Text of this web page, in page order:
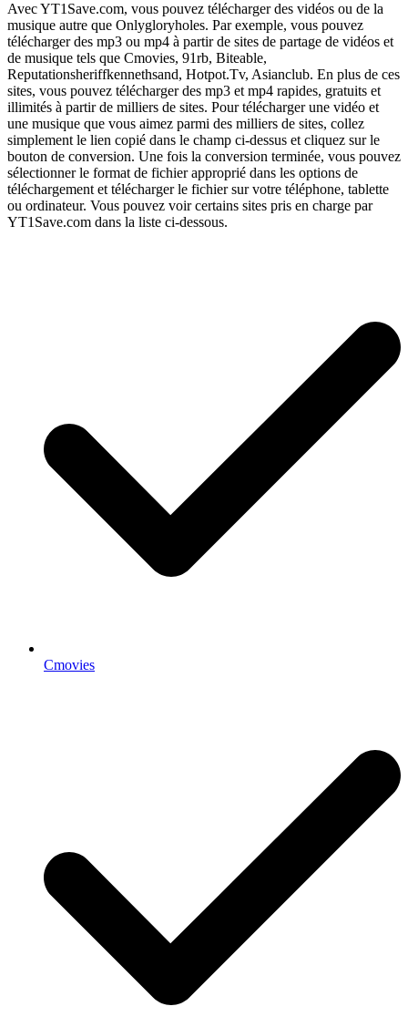
Avec YT1Save.com, vous pouvez télécharger des vidéos ou de la
musique autre que Onlygloryholes. Par exemple, vous pouvez
télécharger des mp3 ou mp4 à partir de sites de partage de vidéos et
de musique tels que Cmovies, 91rb, Biteable,
Reputationsheriffkennethsand, Hotpot.Tv, Asianclub. En plus de ces
sites, vous pouvez télécharger des mp3 et mp4 rapides, gratuits et
illimités à partir de milliers de sites. Pour télécharger une vidéo et
une musique que vous aimez parmi des milliers de sites, collez
simplement le lien copié dans le champ ci-dessus et cliquez sur le
bouton de conversion. Une fois la conversion terminée, vous pouvez
sélectionner le format de fichier approprié dans les options de
téléchargement et télécharger le fichier sur votre téléphone, tablette
ou ordinateur. Vous pouvez voir certains sites pris en charge par
YT1Save.com dans la liste ci-dessous.
Cmovies